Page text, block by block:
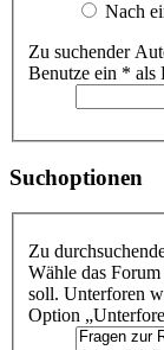
Nach
Zu suchender
Benutze ein * als
Suchoptionen
Zu
Wähle das
soll. Unterforen
Option